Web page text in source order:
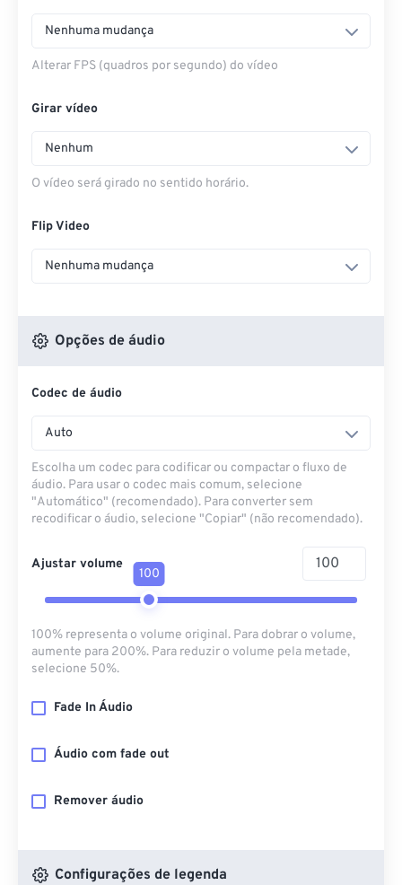
Nenhuma mudança
Alterar FPS (quadros por segundo) do vídeo
Girar vídeo
Nenhum
O vídeo será girado no sentido horário.
Flip Video
Nenhuma mudança
Opções de áudio
Codec de áudio
Auto
Escolha um codec para codificar ou compactar o fluxo de
áudio. Para usar o codec mais comum, selecione
"Automático" (recomendado). Para converter sem
recodificar o áudio, selecione "Copiar" (não recomendado).
Ajustar volume
100
100% representa o volume original. Para dobrar o volume,
aumente para 200%. Para reduzir o volume pela metade,
selecione 50%.
Fade In Áudio
Áudio com fade out
Remover áudio
Configurações de legenda